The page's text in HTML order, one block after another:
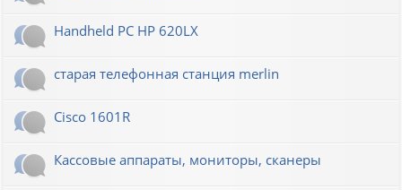
Handheld PC HP 620LX
старая телефонная станция merlin
Cisco 1601R
Кассовые аппараты, мониторы, сканеры